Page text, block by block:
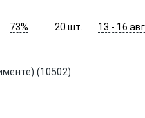
73% 20 шт. 13 - 16
(10502)